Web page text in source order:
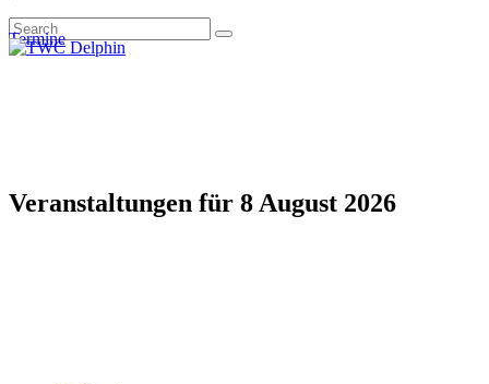
Termine
Veranstaltungen für 8 August 2026